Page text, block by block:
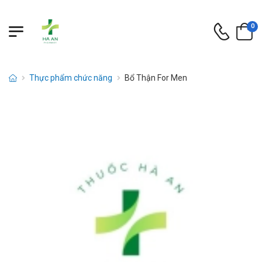
0
Thực phẩm chức năng Bổ Thận For Men